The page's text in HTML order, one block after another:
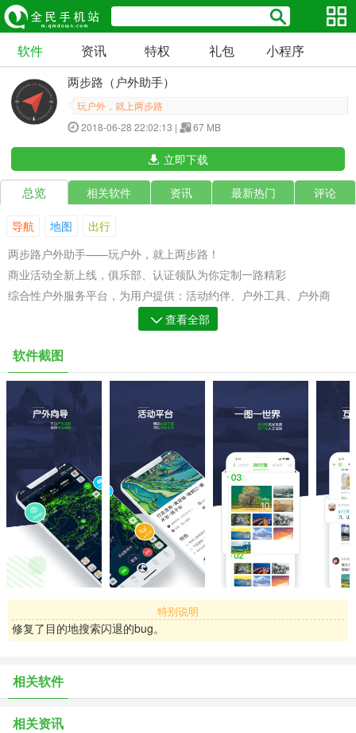
软件 资讯 特权 礼包 小程序
两步路（户外助手）
玩户外，就上两步路
2018-06-28 22:02:13 |
67 MB
立即下载
总览 相关软件 资讯 最新热门 评论
导航 地图
出行
两步路户外助手——玩户外，就上两步路！
商业活动全新上线，俱乐部、认证领队为你定制一路精彩
综合性户外服务平台，为用户提供：活动约伴、户外工具、户外商
产品特色：
1.商业活动：认证俱乐部、领队为你提供安全可靠、省心舒心、费用
透明的户外旅程
2.AA活动：快速召集志同“道”合小伙伴开启户外之行，一呼百应
3.300万条轨迹：揽括全国大大小小目的地出行线路，免费下载
4.户外地图：5种户外专业地图，8种可叠加地图数据，支持下载离线
数据包
5.轨迹路网：显示山野区域前人走过的路线，弥补普通地图类APP的
不足
6.商城：精品好货，资深户外玩家亲测；户外保险，户外出行再无隐
忧
7.互动社区：在这里饱览老驴分享的户外心得，在这里与同城驴友约
8.轨迹记录：精确记录历史走过的路，支持多媒体标注点添加
查看全部
软件截图
特别说明
修复了目的地搜索闪退的bug。
相关软件
相关资讯